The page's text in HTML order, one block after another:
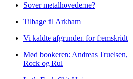
Sover metalhovederne?
Tilbage til Arkham
Vi kaldte afgrunden for fremskridt
Mød bookeren: Andreas Truelsen,
Rock og Rul